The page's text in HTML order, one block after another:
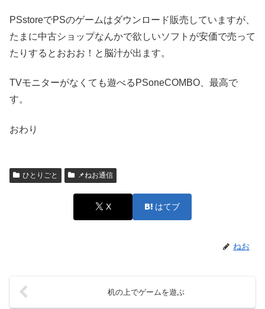
PSstoreでPSのゲームはダウンロード販売していますが、
たまに中古ショップなんかで欲しいソフトが安価で売って
たりするとおおお！と脳汁が出ます。
TVモニターがなくても遊べるPSoneCOMBO、最高で
す。
おわり
ひとりごと 📌ねお通信
X はてブ
ねお
机の上でゲームを遊ぶ